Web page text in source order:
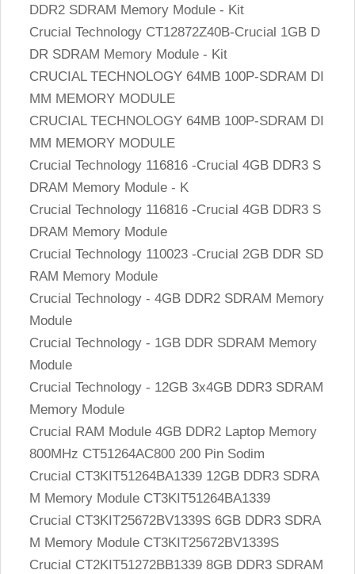
DDR2 SDRAM Memory Module - Kit
Crucial Technology CT12872Z40B-Crucial 1GB D
DR SDRAM Memory Module - Kit
CRUCIAL TECHNOLOGY 64MB 100P-SDRAM DI
MM MEMORY MODULE
CRUCIAL TECHNOLOGY 64MB 100P-SDRAM DI
MM MEMORY MODULE
Crucial Technology 116816 -Crucial 4GB DDR3 S
DRAM Memory Module - K
Crucial Technology 116816 -Crucial 4GB DDR3 S
DRAM Memory Module
Crucial Technology 110023 -Crucial 2GB DDR SD
RAM Memory Module
Crucial Technology - 4GB DDR2 SDRAM Memory
Module
Crucial Technology - 1GB DDR SDRAM Memory
Module
Crucial Technology - 12GB 3x4GB DDR3 SDRAM
Memory Module
Crucial RAM Module 4GB DDR2 Laptop Memory
800MHz CT51264AC800 200 Pin Sodim
Crucial CT3KIT51264BA1339 12GB DDR3 SDRA
M Memory Module CT3KIT51264BA1339
Crucial CT3KIT25672BV1339S 6GB DDR3 SDRA
M Memory Module CT3KIT25672BV1339S
Crucial CT2KIT51272BB1339 8GB DDR3 SDRAM